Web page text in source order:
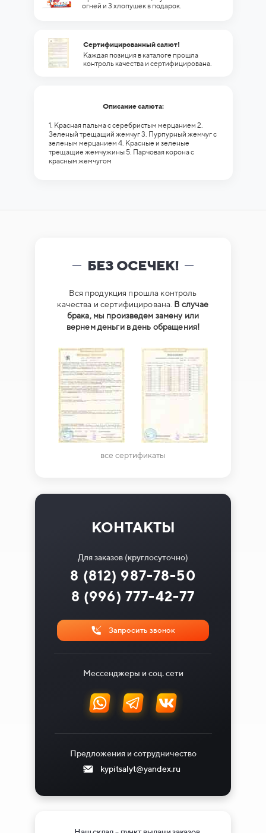
огней и 3 хлопушек в подарок.
Сертифицированный салют!
Каждая позиция в каталоге прошла
контроль качества и сертифицирована.
Описание салюта:
1. Красная пальма с серебристым мерцанием 2.
Зеленый трещащий жемчуг 3. Пурпурный жемчуг с
зеленым мерцанием 4. Красные и зеленые
трещащие жемчужины 5. Парчовая корона с
красным жемчугом
БЕЗ ОСЕЧЕК!
Вся продукция прошла контроль
качества и сертифицирована. В случае
брака, мы произведем замену или
вернем деньги в день обращения!
все сертификаты
КОНТАКТЫ
Для заказов (круглосуточно)
8 (996) 777-42-77
8 (812) 987-78-50
Запросить звонок
Мессенджеры и соц. сети
Предложения и сотрудничество
kypitsalyt@yandex.ru